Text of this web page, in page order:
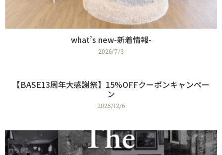
what’s new-新着情報-
2026/7/3
【BASE13周年大感謝祭】15%OFFクーポンキャンペー
ン
2025/12/6